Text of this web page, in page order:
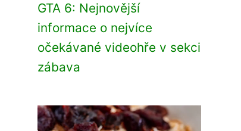
GTA 6: Nejnovější
informace o nejvíce
očekávané videohře v sekci
zábava